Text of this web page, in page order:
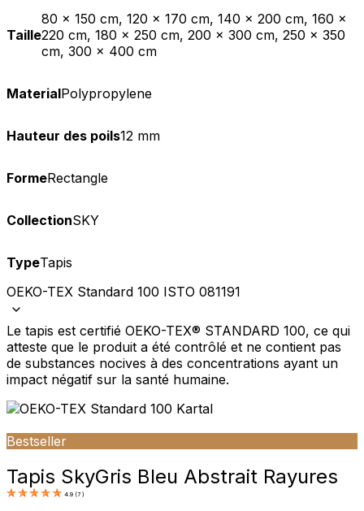
Taille
80 x 150 cm, 120 x 170 cm, 140 x 200 cm, 160 x
220 cm, 180 x 250 cm, 200 x 300 cm, 250 x 350
cm, 300 x 400 cm
MaterialPolypropylene
Hauteur des poils12 mm
FormeRectangle
CollectionSKY
TypeTapis
OEKO-TEX Standard 100 ISTO 081191
Le tapis est certifié OEKO-TEX® STANDARD 100, ce qui
atteste que le produit a été contrôlé et ne contient pas
de substances nocives à des concentrations ayant un
impact négatif sur la santé humaine.
Bestseller
Tapis SkyGris Bleu Abstrait Rayures
4.9 (7 )